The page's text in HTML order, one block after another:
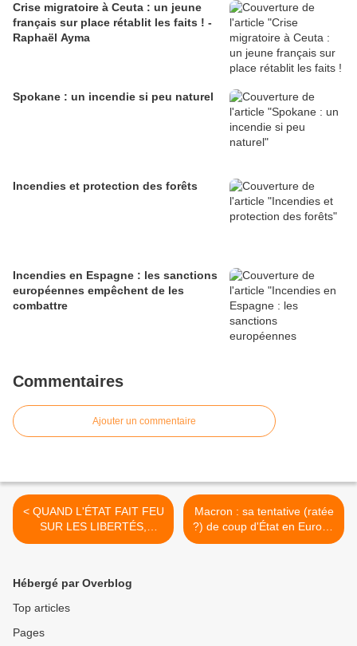
Crise migratoire à Ceuta : un jeune
français sur place rétablit les faits ! -
Raphaël Ayma
Spokane : un incendie si peu naturel
Incendies et protection des forêts
Incendies en Espagne : les sanctions
européennes empêchent de les
combattre
Commentaires
Ajouter un commentaire
< QUAND L'ÉTAT FAIT FEU
SUR LES LIBERTÉS,
COMMENT S'ORGANISER
Macron : sa tentative (ratée
?) de coup d'État en Europe
>
Hébergé par Overblog
Top articles
Pages